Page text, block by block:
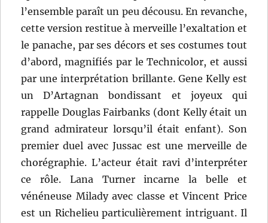
l’ensemble paraît un peu décousu. En revanche,
cette version restitue à merveille l’exaltation et
le panache, par ses décors et ses costumes tout
d’abord, magnifiés par le Technicolor, et aussi
par une interprétation brillante. Gene Kelly est
un D’Artagnan bondissant et joyeux qui
rappelle Douglas Fairbanks (dont Kelly était un
grand admirateur lorsqu’il était enfant). Son
premier duel avec Jussac est une merveille de
chorégraphie. L’acteur était ravi d’interpréter
ce rôle. Lana Turner incarne la belle et
vénéneuse Milady avec classe et Vincent Price
est un Richelieu particulièrement intriguant. Il